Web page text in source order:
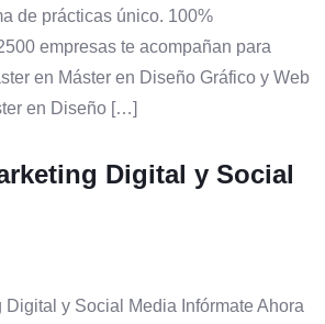
de prácticas único. 100%
empresas te acompañan para
en Máster en Diseño Gráfico y Web
en Diseño […]
Digital y Social
Digital y Social Media Infórmate Ahora